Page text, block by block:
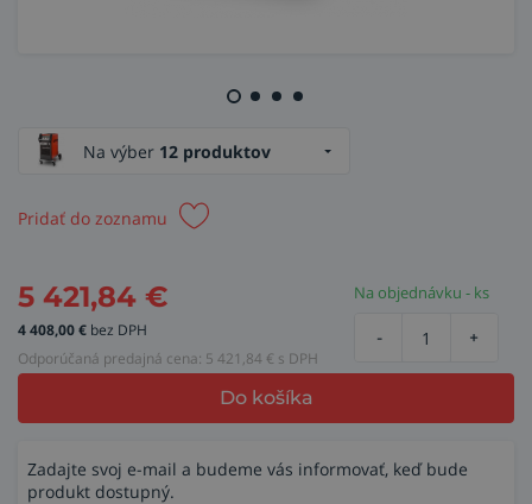
Na výber 12 produktov
Pridať do zoznamu
5 421,84 €
4 408,00€ bez DPH
Odporúčaná predajná cena: 5 421,84 € s DPH
Na objednávku - ks
- +
Do košíka
Zadajte svoj e-mail a budeme vás informovať, keď bude
produkt dostupný.